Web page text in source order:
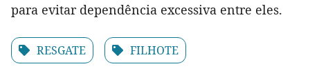
para evitar dependência excessiva entre eles.
RESGATE FILHOTE